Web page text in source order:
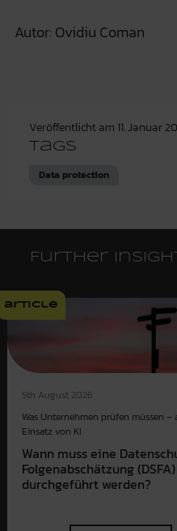
Autor: Ovidiu Coman
Veröffentlicht am 11. Januar
Tags
Data protection
Further
article
5th August 2026
Was Unternehmen prüfen müssen –
Einsatz von KI
Wann muss eine
Folgenabschätzung (DSFA)
durchgeführt werden?